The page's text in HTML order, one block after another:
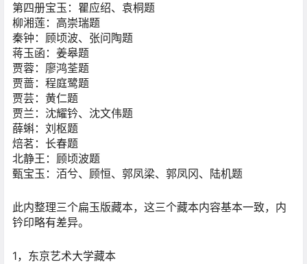
第四册宝玉：瞿应绍、袁桐题
柳湘莲：高崇瑞题
秦钟：顾顷波、张问陶题
蒋玉函：姜皋题
贾蓉：廖鸿荃题
贾蔷：程庭鹭题
贾芸：黄仁题
贾兰：沈耀钤、沈文伟题
薛蝌：刘枢题
焙茗：长春题
北静王：顾顷波题
甄宝玉：洦兮、顾恒、郭凤梁、郭凤冈、陆机题
此内整理三个扁玉版藏本，这三个藏本内容基本一致，内
钤印略有差异。
1，东京艺术大学藏本